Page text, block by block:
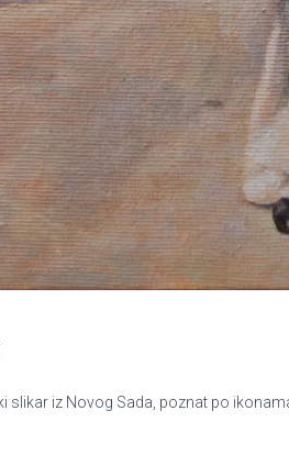
slikar iz Novog Sada, poznat po